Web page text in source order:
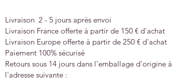
Livraison 2 - 5 jours après envoi
Livraison France offerte à partir de 150 € d'achat
Livraison Europe offerte à partir de 250 € d'achat
Paiement 100% sécurisé
Retours sous 14 jours dans l'emballage d'origine à
l'adresse suivante :